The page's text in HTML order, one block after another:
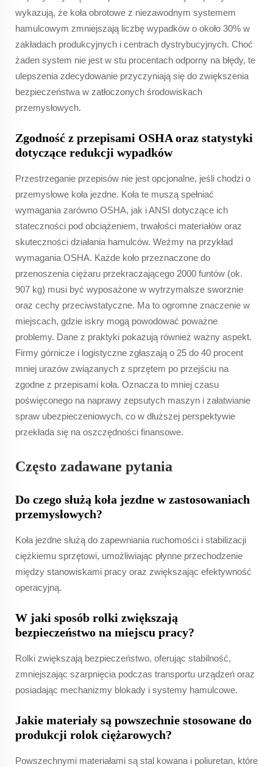
wykazują, że koła obrotowe z niezawodnym systemem
hamulcowym zmniejszają liczbę wypadków o około 30% w
zakładach produkcyjnych i centrach dystrybucyjnych. Choć
żaden system nie jest w stu procentach odporny na błędy, te
ulepszenia zdecydowanie przyczyniają się do zwiększenia
bezpieczeństwa w zatłoczonych środowiskach
przemysłowych.
Zgodność z przepisami OSHA oraz statystyki
dotyczące redukcji wypadków
Przestrzeganie przepisów nie jest opcjonalne, jeśli chodzi o
przemysłowe koła jezdne. Koła te muszą spełniać
wymagania zarówno OSHA, jak i ANSI dotyczące ich
stateczności pod obciążeniem, trwałości materiałów oraz
skuteczności działania hamulców. Weźmy na przykład
wymagania OSHA. Każde koło przeznaczone do
przenoszenia ciężaru przekraczającego 2000 funtów (ok.
907 kg) musi być wyposażone w wytrzymalsze sworznie
oraz cechy przeciwstatyczne. Ma to ogromne znaczenie w
miejscach, gdzie iskry mogą powodować poważne
problemy. Dane z praktyki pokazują również ważny aspekt.
Firmy górnicze i logistyczne zgłaszają o 25 do 40 procent
mniej urazów związanych z sprzętem po przejściu na
zgodne z przepisami koła. Oznacza to mniej czasu
poświęconego na naprawy zepsutych maszyn i załatwianie
spraw ubezpieczeniowych, co w dłuższej perspektywie
przekłada się na oszczędności finansowe.
Często zadawane pytania
Do czego służą koła jezdne w zastosowaniach
przemysłowych?
Koła jezdne służą do zapewniania ruchomości i stabilizacji
ciężkiemu sprzętowi, umożliwiając płynne przechodzenie
między stanowiskami pracy oraz zwiększając efektywność
operacyjną.
W jaki sposób rolki zwiększają
bezpieczeństwo na miejscu pracy?
Rolki zwiększają bezpieczeństwo, oferując stabilność,
zmniejszając szarpnięcia podczas transportu urządzeń oraz
posiadając mechanizmy blokady i systemy hamulcowe.
Jakie materiały są powszechnie stosowane do
produkcji rolok ciężarowych?
Powszechnymi materiałami są stal kowana i poliuretan, które